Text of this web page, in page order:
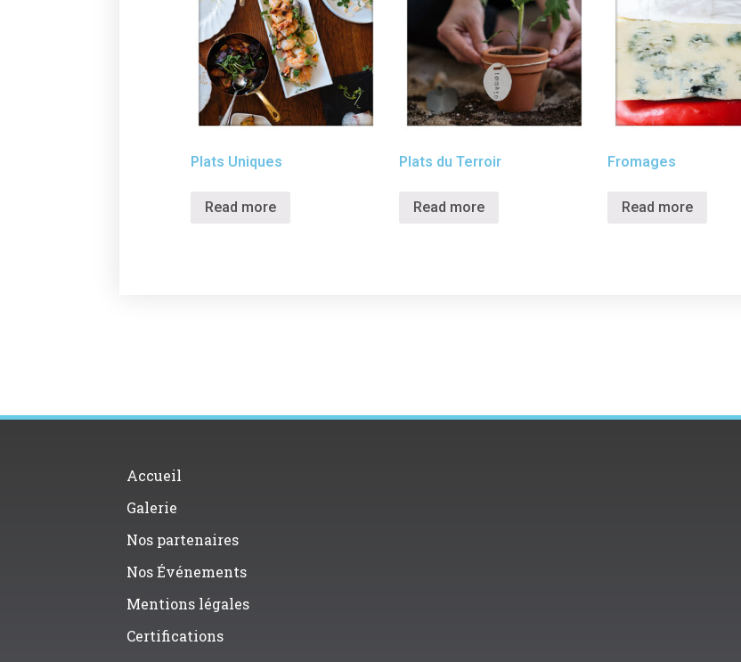
Plats Uniques
Read more
Plats du Terroir
Read more
Fromages
Read more
Accueil
Galerie
Nos partenaires
Nos Événements
Mentions légales
Certifications